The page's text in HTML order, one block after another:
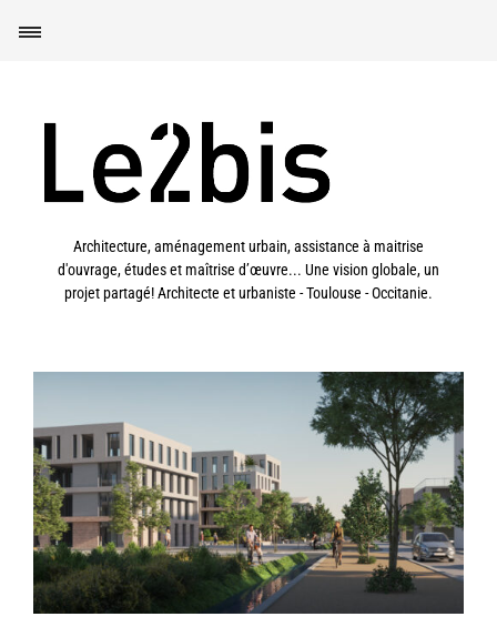
Architecture, aménagement urbain, assistance à maitrise
d'ouvrage, études et maîtrise d’œuvre... Une vision globale, un
projet partagé! Architecte et urbaniste - Toulouse - Occitanie.
Toulouse (31) – Orientation
d’aménagement – Lalande